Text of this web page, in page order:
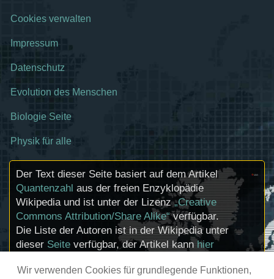
Wir verwenden Cookies für grundlegende Funktionen,
Cookies verwalten
Impressum
Datenschutz
Evolution des Menschen
Biologie Seite
Physik für alle
Der Text dieser Seite basiert auf dem Artikel
Quantenzahl aus der freien Enzyklopädie
Wikipedia und ist unter der Lizenz„Creative
Commons Attribution/Share Alike“verfügbar.
Die Liste der Autoren ist in der Wikipedia unter
dieser Seite verfügbar, der Artikel kannhier
Urhebern und zum Lizenzstatus eingebundener